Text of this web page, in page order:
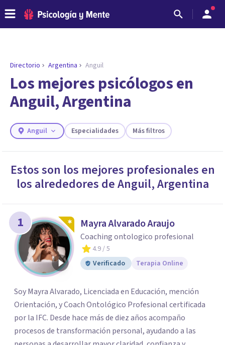
ENCONTRAR MI TERAPEUTA
¿Necesitas ayuda para encontrar el
psicólogo adecuado?
Responde a unas breves preguntas y te ofreceremos
necesidades.
Directorio Argentina Anguil
Los mejores psicólogos en
Anguil, Argentina
Anguil Especialidades Más filtros
Estos son los mejores profesionales en
los alrededores deAnguil,Argentina
1 Mayra Alvarado Araujo
Coaching ontologico profesional
4.9/ 5
Verificado
Terapia Online
Soy Mayra Alvarado, Licenciada en Educación, mención
Orientación, y Coach Ontológico Profesional certificada
por la IFC. Desde hace más de diez años acompaño
procesos de transformación personal, ayudando a las